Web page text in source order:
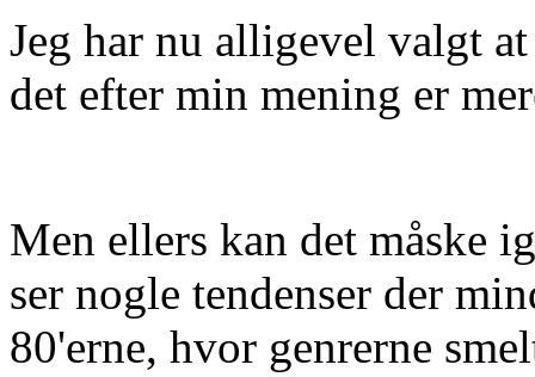
Jeg har nu alligevel valgt
det efter min mening er
Men ellers kan det måske
ser nogle tendenser der
80'erne, hvor genrerne